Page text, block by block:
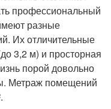
профессиональный
разные
Их отличительные
3,2 м) и просторная
порой довольно
Метраж помещений